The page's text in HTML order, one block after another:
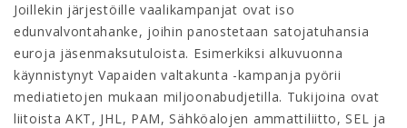
Joillekin järjestöille vaalikampanjat ovat iso
edunvalvontahanke, joihin panostetaan satojatuhansia
euroja jäsenmaksutuloista. Esimerkiksi alkuvuonna
käynnistynyt Vapaiden valtakunta -kampanja pyörii
mediatietojen mukaan miljoonabudjetilla. Tukijoina ovat
liitoista AKT, JHL, PAM, Sähköalojen ammattiliitto, SEL ja